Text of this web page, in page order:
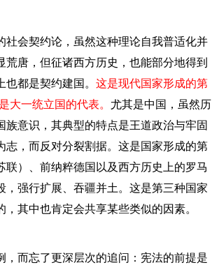
社会契约论，虽然这种理论自我普适化并
唐，但征诸西方历史，也能部分地得到
都是契约建国。 这是现代国家形成的第
大一统立国的代表。 尤其是中国，虽然历
意识，其典型的特点是王道政治与牢固
，而反对分裂割据。这是国家形成的第
）、前纳粹德国以及西方历史上的罗马
强行扩展、吞疆并土。这是第三种国家
其中也肯定会共享某些类似的因素。
而忘了更深层次的追问：宪法的前提是